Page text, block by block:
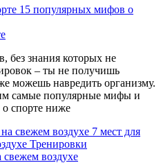
15 популярных мифов о
без знания которых не
– ты не получишь
можешь навредить организму.
самые популярные мифы и
спорте ниже
7 мест для
Тренировки
свежем воздухе